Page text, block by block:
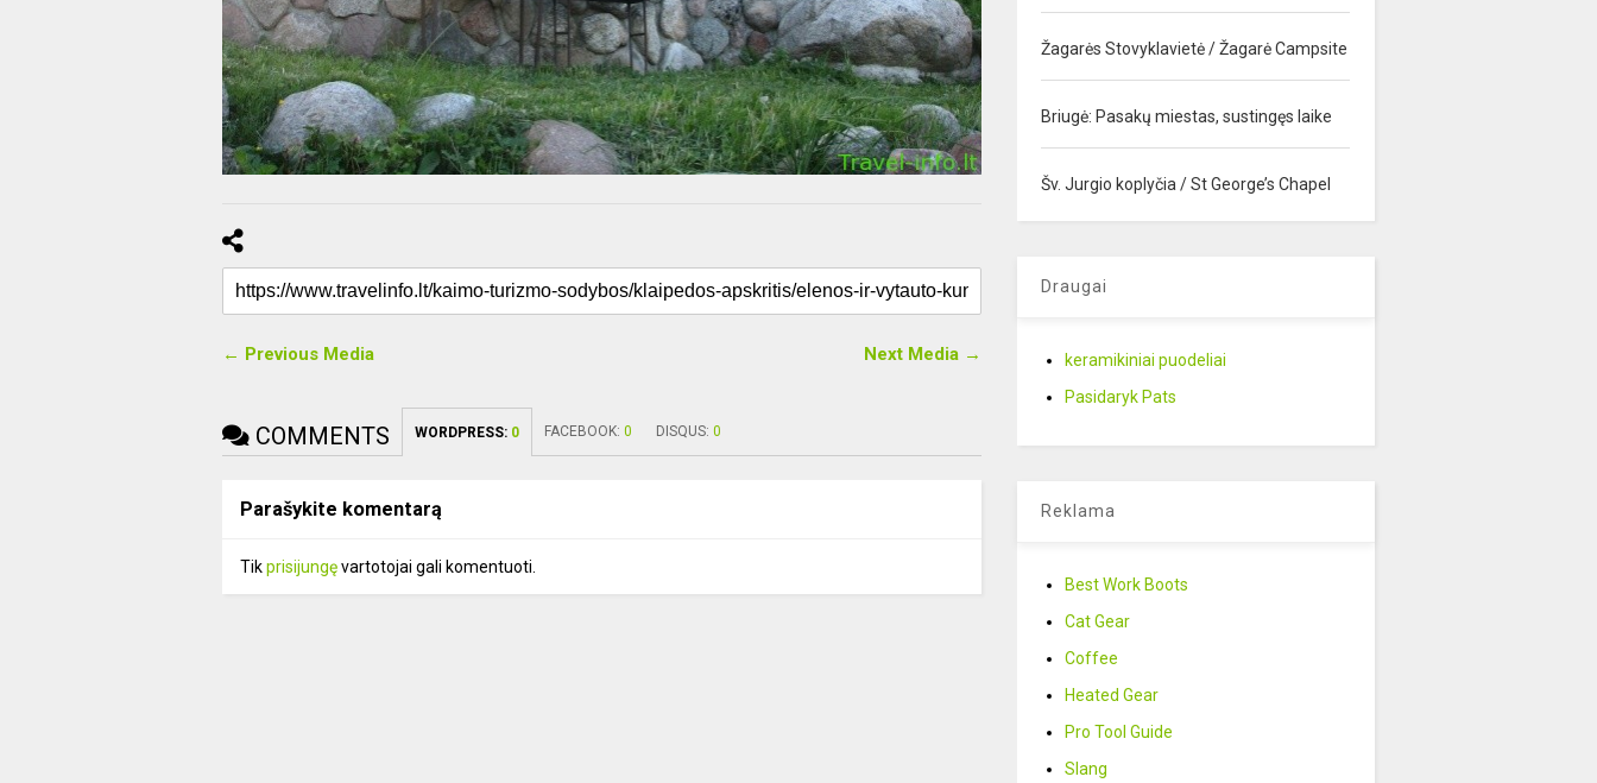
← Previous Media Next Media →
COMMENTS WORDPRESS: 0 FACEBOOK: 0 DISQUS: 0
Parašykite komentarą
Tikprisijungęvartotojai gali komentuoti.
Žagarės Stovyklavietė / Žagarė Campsite
Briugė: Pasakų miestas, sustingęs laike
Šv. Jurgio koplyčia / St George’s Chapel
Draugai
keramikiniai puodeliai
Pasidaryk Pats
Reklama
Best Work Boots
Cat Gear
Coffee
Heated Gear
Pro Tool Guide
Slang